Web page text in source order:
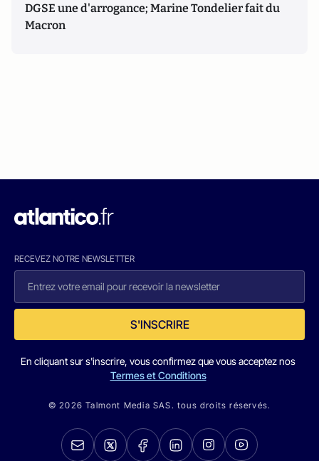
DGSE une d'arrogance; Marine Tondelier fait du
Macron
RECEVEZ NOTRE NEWSLETTER
S'INSCRIRE
En cliquant sur s'inscrire, vous confirmez que vous acceptez nos
Termes et Conditions
© 2026 Talmont Media SAS. tous droits réservés.